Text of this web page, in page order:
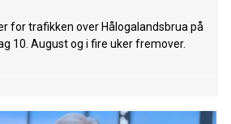
for trafikken over Hålogalandsbrua på
10. August og i fire uker fremover.